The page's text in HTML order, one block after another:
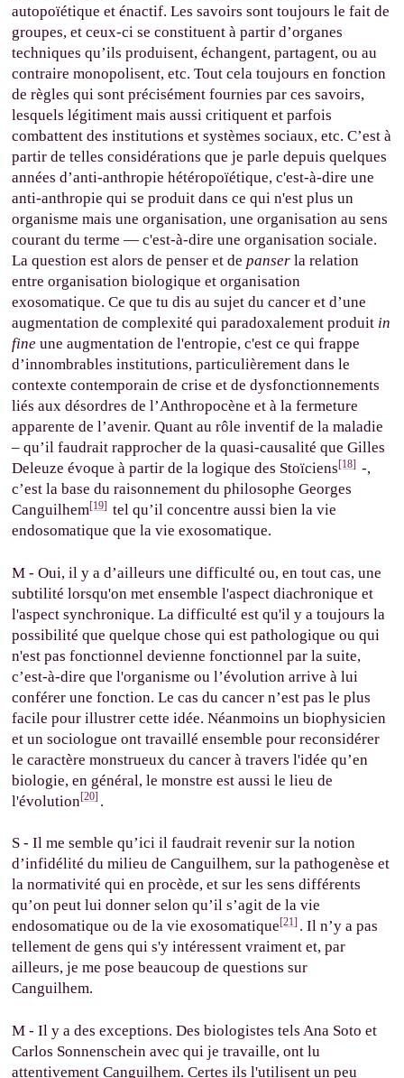
autopoïétique et énactif. Les savoirs sont toujours le fait de
groupes, et ceux-ci se constituent à partir d’organes
techniques qu’ils produisent, échangent, partagent, ou au
contraire monopolisent, etc. Tout cela toujours en fonction
de règles qui sont précisément fournies par ces savoirs,
lesquels légitiment mais aussi critiquent et parfois
combattent des institutions et systèmes sociaux, etc. C’est à
partir de telles considérations que je parle depuis quelques
années d’anti-anthropie hétéropoïétique, c'est-à-dire une
anti-anthropie qui se produit dans ce qui n'est plus un
organisme mais une organisation, une organisation au sens
courant du terme — c'est-à-dire une organisation sociale.
La question est alors de penser et depanser la relation
entre organisation biologique et organisation
exosomatique. Ce que tu dis au sujet du cancer et d’une
augmentation de complexité qui paradoxalement produit in
fine une augmentation de l'entropie, c'est ce qui frappe
d’innombrables institutions, particulièrement dans le
contexte contemporain de crise et de dysfonctionnements
liés aux désordres de l’Anthropocène et à la fermeture
apparente de l’avenir. Quant au rôle inventif de la maladie
– qu’il faudrait rapprocher de la quasi-causalité que Gilles
Deleuze évoque à partir de la logique des Stoïciens[18] -,
c’est la base du raisonnement du philosophe Georges
Canguilhem[19] tel qu’il concentre aussi bien la vie
endosomatique que la vie exosomatique.
M - Oui, il y a d’ailleurs une difficulté ou, en tout cas, une
subtilité lorsqu'on met ensemble l'aspect diachronique et
l'aspect synchronique. La difficulté est qu'il y a toujours la
possibilité que quelque chose qui est pathologique ou qui
n'est pas fonctionnel devienne fonctionnel par la suite,
c’est-à-dire que l'organisme ou l’évolution arrive à lui
conférer une fonction. Le cas du cancer n’est pas le plus
facile pour illustrer cette idée. Néanmoins un biophysicien
et un sociologue ont travaillé ensemble pour reconsidérer
le caractère monstrueux du cancer à travers l'idée qu’en
biologie, en général, le monstre est aussi le lieu de
l'évolution[20] .
S - Il me semble qu’ici il faudrait revenir sur la notion
d’infidélité du milieu de Canguilhem, sur la pathogenèse et
la normativité qui en procède, et sur les sens différents
qu’on peut lui donner selon qu’il s’agit de la vie
endosomatique ou de la vie exosomatique[21] . Il n’y a pas
tellement de gens qui s'y intéressent vraiment et, par
ailleurs, je me pose beaucoup de questions sur
Canguilhem.
M - Il y a des exceptions. Des biologistes tels Ana Soto et
Carlos Sonnenschein avec qui je travaille, ont lu
attentivement Canguilhem. Certes ils l'utilisent un peu